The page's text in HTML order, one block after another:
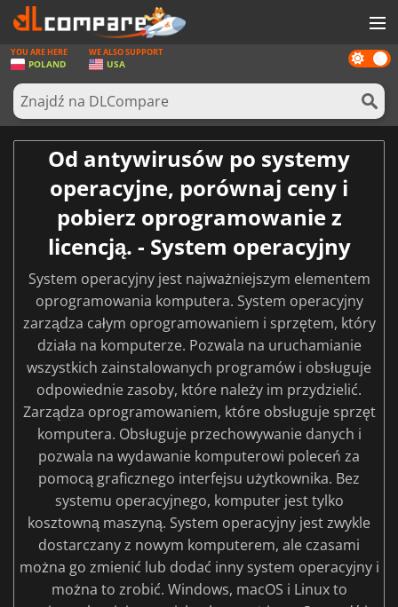
GRY
KARTY DO GIER
OPROGRAMOWANIE
REWARDS
SPRZĘT KOMPUTEROWY
AKTUALNOŚCI
ZALOGUJ SIĘ LUB ZAREJESTRUJ
Dark
mode
YOU ARE HERE
POLAND
WE ALSO SUPPORT
USA
Od antywirusów po systemy
operacyjne, porównaj ceny i
pobierz oprogramowanie z
licencją. - System operacyjny
System operacyjny jest najważniejszym elementem
oprogramowania komputera. System operacyjny
zarządza całym oprogramowaniem i sprzętem, który
działa na komputerze. Pozwala na uruchamianie
wszystkich zainstalowanych programów i obsługuje
odpowiednie zasoby, które należy im przydzielić.
Zarządza oprogramowaniem, które obsługuje sprzęt
komputera. Obsługuje przechowywanie danych i
pozwala na wydawanie komputerowi poleceń za
pomocą graficznego interfejsu użytkownika. Bez
systemu operacyjnego, komputer jest tylko
kosztowną maszyną. System operacyjny jest zwykle
dostarczany z nowym komputerem, ale czasami
można go zmienić lub dodać inny system operacyjny i
można to zrobić. Windows, macOS i Linux to